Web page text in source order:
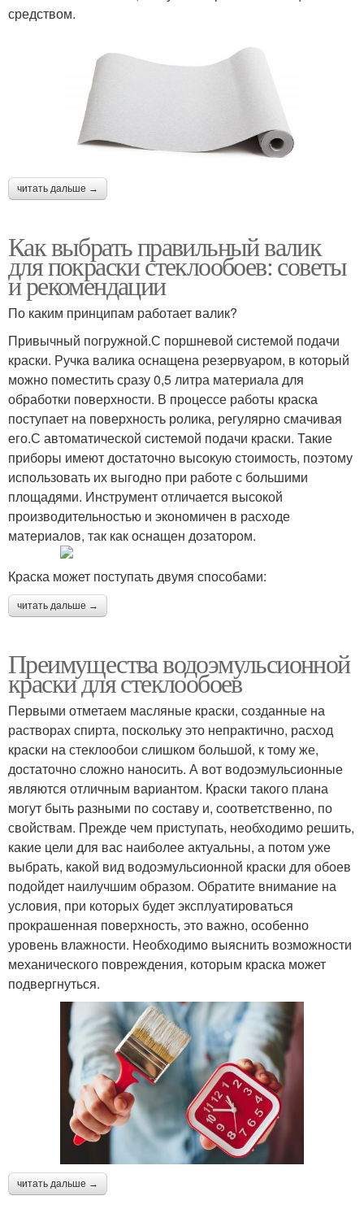
средством.
читать дальше →
Как выбрать правильный валик
для покраски стеклообоев: советы
и рекомендации
По каким принципам работает валик?
Привычный погружной.С поршневой системой подачи
краски. Ручка валика оснащена резервуаром, в который
можно поместить сразу 0,5 литра материала для
обработки поверхности. В процессе работы краска
поступает на поверхность ролика, регулярно смачивая
его.С автоматической системой подачи краски. Такие
приборы имеют достаточно высокую стоимость, поэтому
использовать их выгодно при работе с большими
площадями. Инструмент отличается высокой
производительностью и экономичен в расходе
материалов, так как оснащен дозатором.
Краска может поступать двумя способами:
читать дальше →
Преимущества водоэмульсионной
краски для стеклообоев
Первыми отметаем масляные краски, созданные на
растворах спирта, поскольку это непрактично, расход
краски на стеклообои слишком большой, к тому же,
достаточно сложно наносить. А вот водоэмульсионные
являются отличным вариантом. Краски такого плана
могут быть разными по составу и, соответственно, по
свойствам. Прежде чем приступать, необходимо решить,
какие цели для вас наиболее актуальны, а потом уже
выбрать, какой вид водоэмульсионной краски для обоев
подойдет наилучшим образом. Обратите внимание на
условия, при которых будет эксплуатироваться
прокрашенная поверхность, это важно, особенно
уровень влажности. Необходимо выяснить возможности
механического повреждения, которым краска может
подвергнуться.
читать дальше →